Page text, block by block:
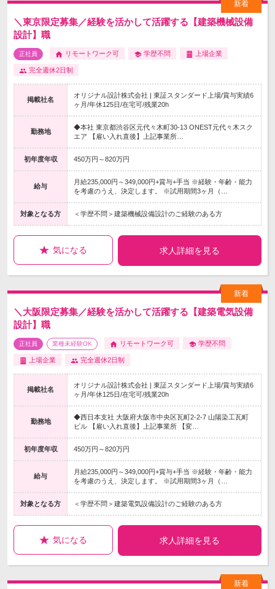
＼東京限定募集／経験を活かして活躍する【建築機械設備
設計】職
正社員 リモートワーク可 学歴不問 上場企業
完全週休2日制
掲載社名
オリジナル設計株式会社 | 東証スタンダード上場/賞与実績6
ヶ月/年休125日/在宅可/残業20h
勤務地
◆本社 東京都渋谷区元代々木町30-13 ONEST元代々木スク
エア 【雇い入れ直後】上記事業所…
初年度年収 450万円～820万円
給与
月給235,000円～349,000円+賞与+手当 ※経験・年齢・能力
を考慮のうえ、決定します。 ※試用期間3ヶ月（…
対象となる方 ＜学歴不問＞建築機械設備設計のご経験のある方
気になる 求人詳細を見る
＼大阪限定募集／経験を活かして活躍する【建築電気設備
設計】職
正社員 業種未経験OK リモートワーク可 学歴不問
上場企業 完全週休2日制
掲載社名
オリジナル設計株式会社 | 東証スタンダード上場/賞与実績6
ヶ月/年休125日/在宅可/残業20h
勤務地
◆西日本支社 大阪府大阪市中央区瓦町2-2-7 山陽染工瓦町
ビル 【雇い入れ直後】上記事業所 【変…
初年度年収 450万円～820万円
給与
月給235,000円～349,000円+賞与+手当 ※経験・年齢・能力
を考慮のうえ、決定します。 ※試用期間3ヶ月（…
対象となる方 ＜学歴不問＞建築電気設備設計のご経験のある方
気になる 求人詳細を見る